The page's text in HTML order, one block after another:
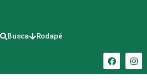
Busca Rodapé